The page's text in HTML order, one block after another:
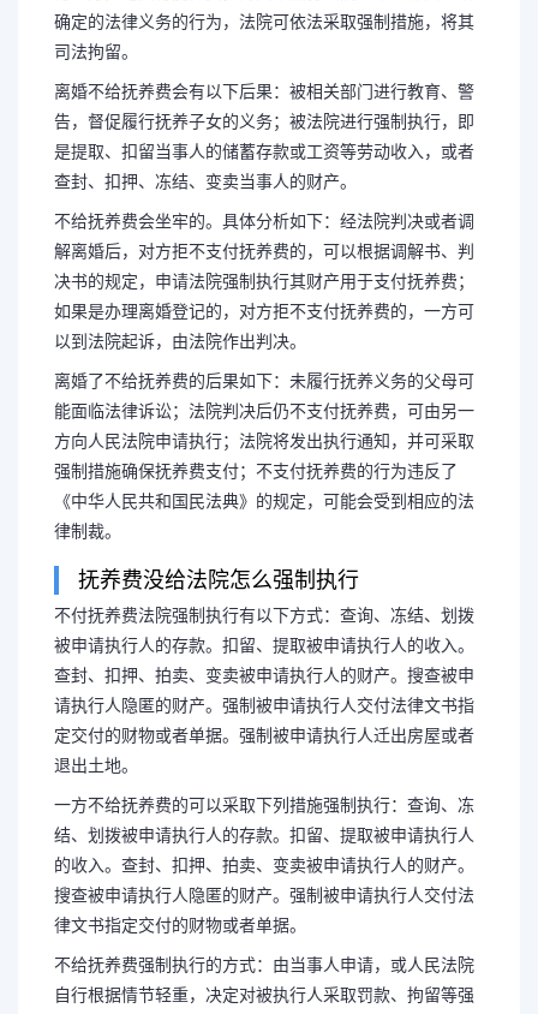
确定的法律义务的行为，法院可依法采取强制措施，将其
司法拘留。
离婚不给抚养费会有以下后果：被相关部门进行教育、警
告，督促履行抚养子女的义务；被法院进行强制执行，即
是提取、扣留当事人的储蓄存款或工资等劳动收入，或者
查封、扣押、冻结、变卖当事人的财产。
不给抚养费会坐牢的。具体分析如下：经法院判决或者调
解离婚后，对方拒不支付抚养费的，可以根据调解书、判
决书的规定，申请法院强制执行其财产用于支付抚养费；
如果是办理离婚登记的，对方拒不支付抚养费的，一方可
以到法院起诉，由法院作出判决。
离婚了不给抚养费的后果如下：未履行抚养义务的父母可
能面临法律诉讼；法院判决后仍不支付抚养费，可由另一
方向人民法院申请执行；法院将发出执行通知，并可采取
强制措施确保抚养费支付；不支付抚养费的行为违反了
《中华人民共和国民法典》的规定，可能会受到相应的法
律制裁。
抚养费没给法院怎么强制执行
不付抚养费法院强制执行有以下方式：查询、冻结、划拨
被申请执行人的存款。扣留、提取被申请执行人的收入。
查封、扣押、拍卖、变卖被申请执行人的财产。搜查被申
请执行人隐匿的财产。强制被申请执行人交付法律文书指
定交付的财物或者单据。强制被申请执行人迁出房屋或者
退出土地。
一方不给抚养费的可以采取下列措施强制执行：查询、冻
结、划拨被申请执行人的存款。扣留、提取被申请执行人
的收入。查封、扣押、拍卖、变卖被申请执行人的财产。
搜查被申请执行人隐匿的财产。强制被申请执行人交付法
律文书指定交付的财物或者单据。
不给抚养费强制执行的方式：由当事人申请，或人民法院
自行根据情节轻重，决定对被执行人采取罚款、拘留等强
长按图片识别二维